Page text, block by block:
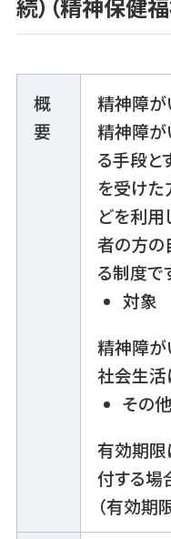
続）（精神保健
概
要
精神障が
精神障が
る手段と
を受け
どを利用
者の方の
る制度で
対象
精神障が
社会生活
その他
有効期限
付する場
（有効期